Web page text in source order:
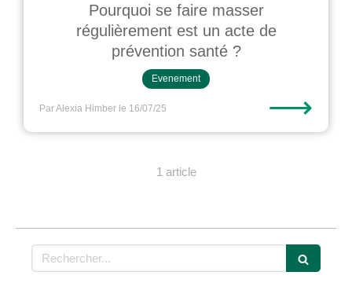
Pourquoi se faire masser
régulièrement est un acte de
prévention santé ?
Evenement
Par Alexia Himber le 16/07/25 ⟶
1 article
Rechercher